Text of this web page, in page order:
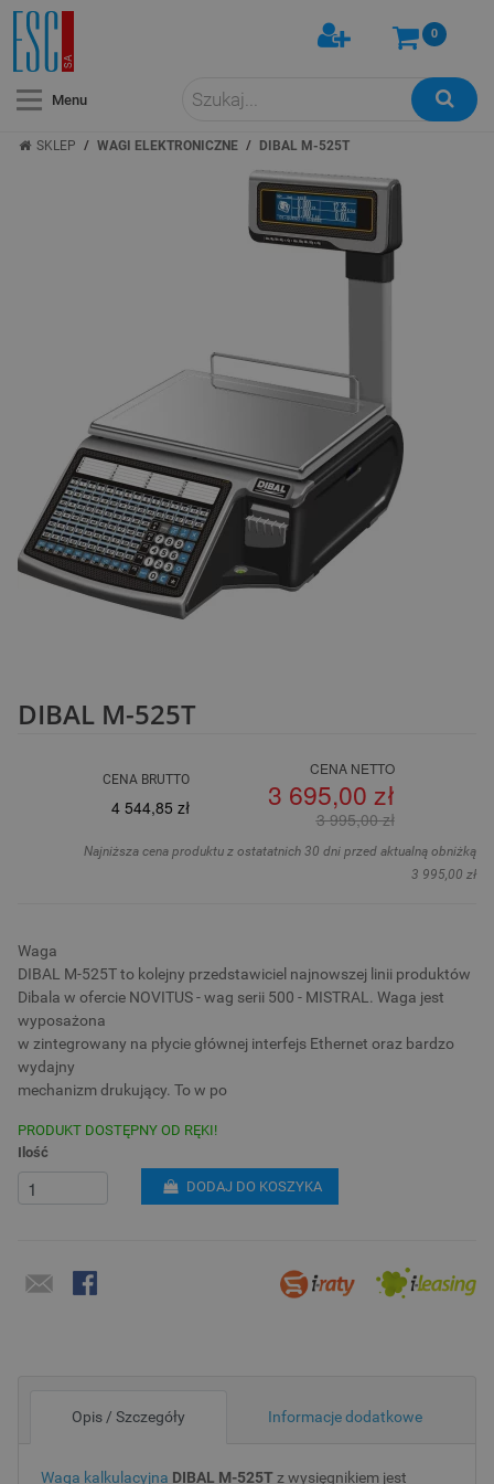
Menu
0
SKLEP / WAGI ELEKTRONICZNE / DIBAL M-525T
DIBAL M-525T
CENA BRUTTO
4 544,85 zł
CENA NETTO
3 695,00 zł
3 995,00 zł
Najniższa cena produktu z ostatatnich 30 dni przed aktualną obniżką
3 995,00 zł
Waga
DIBAL M-525T to kolejny przedstawiciel najnowszej linii produktów
Dibala w ofercie NOVITUS - wag serii 500 - MISTRAL. Waga jest
wyposażona
w zintegrowany na płycie głównej interfejs Ethernet oraz bardzo
wydajny
mechanizm drukujący. To w po
PRODUKT DOSTĘPNY OD RĘKI!
Ilość
DODAJ DO KOSZYKA
Opis / Szczegóły Informacje dodatkowe
Waga kalkulacyjna DIBAL M-525Tz wysięgnikiem jest